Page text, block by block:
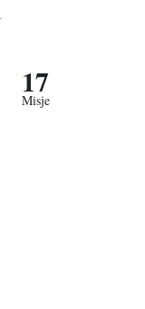
17
Misje